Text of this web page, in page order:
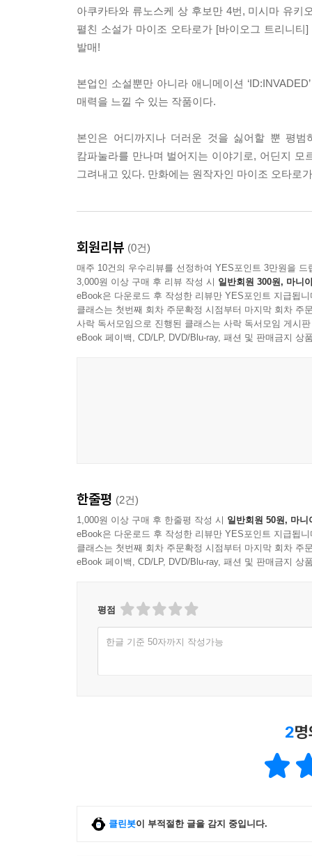
아쿠카타와 류노스케 상 후보만 4번, 미시마 유
펼친 소설가 마이조 오타로가 [바이오그 트리니
발매!
본업인 소설뿐만 아니라 애니메이션
매력을 느낄 수 있는 작품이다.
본인은 어디까지나 더러운 것을 싫어할 뿐 평범
캄파눌라를 만나며 벌어지는 이야기로, 어딘지 모
그려내고 있다. 만화에는 원작자인 마이조 오타로
회원리뷰 (0건)
매주 10건의 우수리뷰를 선정하여 YES포인트 3만원을 드
3,000원 이상 구매 후 리뷰 작성 시 일반회원 300원, 마니
eBook은 다운로드 후 작성한 리뷰만 YES포인트 지급됩니
클래스는 첫번째 회차 주문확정 시점부터 마지막 회차 주
사락 독서모임으로 진행된 클래스는 사락 독서모임 게시
eBook 페이백, CD/LP, DVD/Blu-ray, 패션 및 판매금지 상
한줄평 (2건)
1,000원 이상 구매 후 한줄평 작성 시 일반회원 50원, 마니
eBook은 다운로드 후 작성한 리뷰만 YES포인트 지급됩니
클래스는 첫번째 회차 주문확정 시점부터 마지막 회차 주
eBook 페이백, CD/LP, DVD/Blu-ray, 패션 및 판매금지 상
평점
한글 기준 50자까지 작성가능
2
클린봇이 부적절한 글을 감지 중입니다.